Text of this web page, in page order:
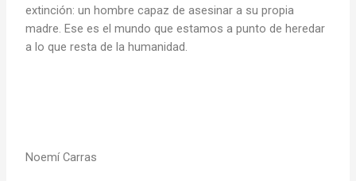
extinción: un hombre capaz de asesinar a su propia
madre. Ese es el mundo que estamos a punto de heredar
a lo que resta de la humanidad.
Noemí Carras